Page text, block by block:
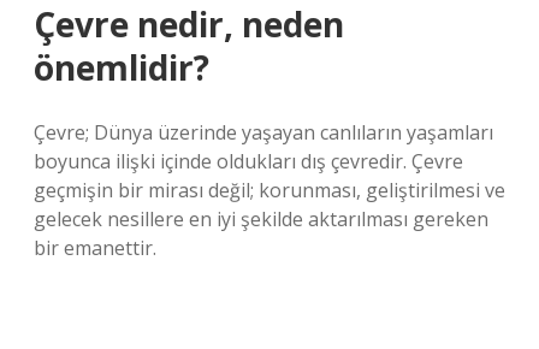
Çevre nedir, neden
önemlidir?
Çevre; Dünya üzerinde yaşayan canlıların yaşamları
boyunca ilişki içinde oldukları dış çevredir. Çevre
geçmişin bir mirası değil; korunması, geliştirilmesi ve
gelecek nesillere en iyi şekilde aktarılması gereken
bir emanettir.